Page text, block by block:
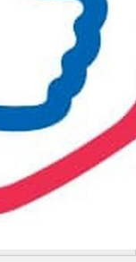
в отношении
Пожалуйста,